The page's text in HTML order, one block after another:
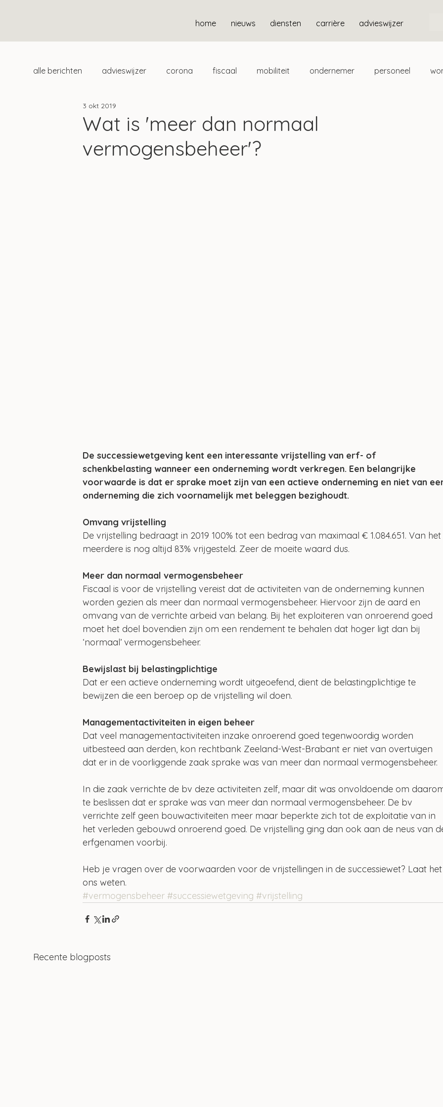
home nieuws diensten carrière advieswijzer
alle berichten advieswijzer corona fiscaal mobiliteit ondernemer personeel
duurzaam home
Wat is 'meer dan normaal
vermogensbeheer'?
3 okt 2019
De successiewetgeving kent een interessante vrijstelling van erf- of
schenkbelasting wanneer een onderneming wordt verkregen. Een belangrijke
voorwaarde is dat er sprake moet zijn van een actieve onderneming en niet van
onderneming die zich voornamelijk met beleggen bezighoudt.
Omvang vrijstelling
De vrijstelling bedraagt in 2019 100% tot een bedrag van maximaal € 1.084.651. Van
meerdere is nog altijd 83% vrijgesteld. Zeer de moeite waard dus.
Meer dan normaal vermogensbeheer
Fiscaal is voor de vrijstelling vereist dat de activiteiten van de onderneming kunnen
worden gezien als meer dan normaal vermogensbeheer. Hiervoor zijn de aard en
omvang van de verrichte arbeid van belang. Bij het exploiteren van onroerend goed
moet het doel bovendien zijn om een rendement te behalen dat hoger ligt dan bij
‘normaal’ vermogensbeheer.
Bewijslast bij belastingplichtige
Dat er een actieve onderneming wordt uitgeoefend, dient de belastingplichtige te
bewijzen die een beroep op de vrijstelling wil doen.
Managementactiviteiten in eigen beheer
Dat veel managementactiviteiten inzake onroerend goed tegenwoordig worden
uitbesteed aan derden, kon rechtbank Zeeland-West-Brabant er niet van overtuigen
dat er in de voorliggende zaak sprake was van meer dan normaal vermogensbeheer.
In die zaak verrichte de bv deze activiteiten zelf, maar dit was onvoldoende om
te beslissen dat er sprake was van meer dan normaal vermogensbeheer. De bv
verrichte zelf geen bouwactiviteiten meer maar beperkte zich tot de exploitatie van in
het verleden gebouwd onroerend goed. De vrijstelling ging dan ook aan de neus van
erfgenamen voorbij.
Heb je vragen over de voorwaarden voor de vrijstellingen in de successiewet? Laat
ons weten.
#vermogensbeheer #successiewetgeving #vrijstelling
Recente blogposts